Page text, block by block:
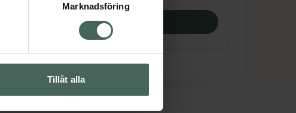
Marknadsföring
Tillåt alla
Köp båda